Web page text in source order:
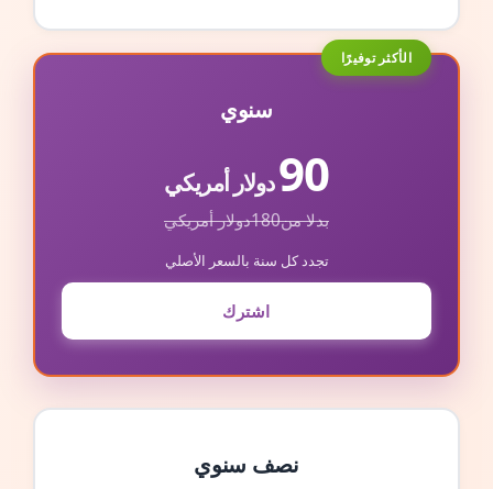
الأكثر توفيرًا
سنوي
90دولار أمريكي
بدلا من180دولار أمريكي
تجدد كل سنة بالسعر الأصلي
اشترك
نصف سنوي